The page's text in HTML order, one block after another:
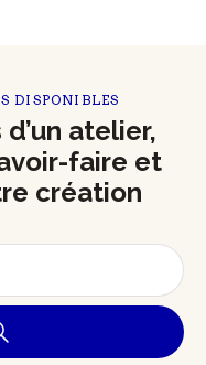
DISPONIBLES
atelier,
faire et
création